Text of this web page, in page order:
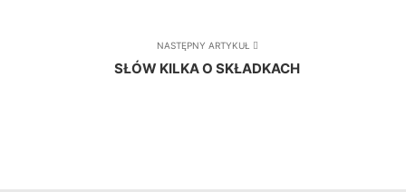
NASTĘPNY ARTYKUŁ
SŁÓW KILKA O SKŁADKACH